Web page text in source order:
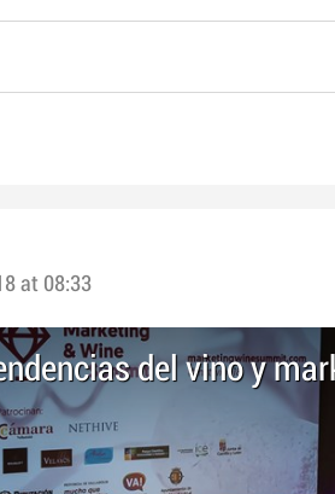
at 08:33
del vino y